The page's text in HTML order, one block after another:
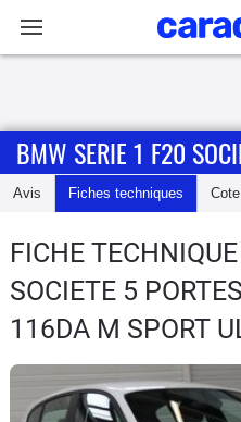
Accueil
Essais
Guide
d'achat
Electriques
BMW SERIE 1 F20
Avis Fiches techniques Cote
FICHE
SOCIETE 5 PORTES
116DA M SPORT